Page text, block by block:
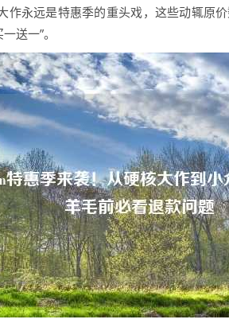
作永远是特惠季的重头戏，这些动辄原
送一”。